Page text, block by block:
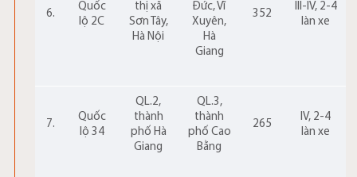
6.
Quốc
lộ 2C
thị xã
Sơn Tây,
Hà Nội
Đức, Vĩ
Xuyên,
Hà
Giang
352
III-IV, 2-4
làn xe
7.
Quốc
lộ 34
QL.2,
thành
phố Hà
Giang
QL.3,
thành
phố Cao
Bằng
265
IV, 2-4
làn xe